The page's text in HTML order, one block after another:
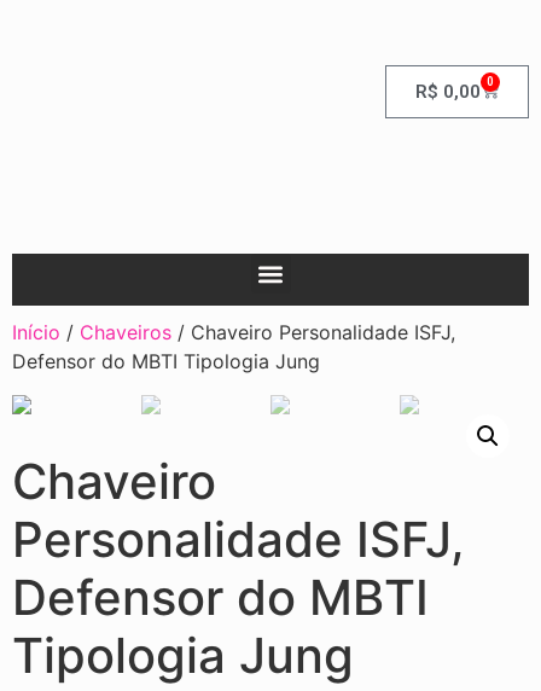
R$ 0,00 0
Início / Chaveiros / Chaveiro Personalidade ISFJ,
Defensor do MBTI Tipologia Jung
Chaveiro
Personalidade ISFJ,
Defensor do MBTI
Tipologia Jung